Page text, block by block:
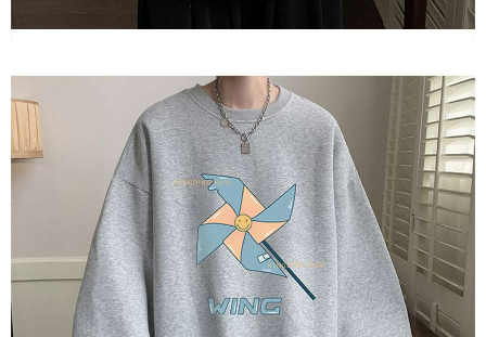
"Pembayaran Ansuran Gogo", kedai akan memberikan maklumat peribadi
anda (termasuk nama, telefon atau alamat) kepada Taiwan Mobile untuk
3. Sila baca syarat perkhidmatan pengguna secara lengkap melalui
pautan berikut: https://oppay.tw/userRule